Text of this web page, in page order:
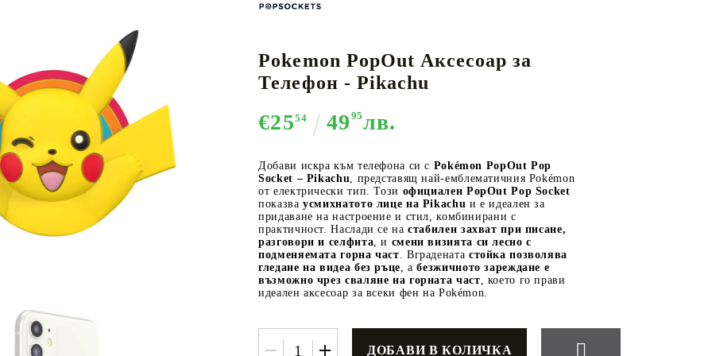
CARD GAME
АКСЕСОАРИ ЗА КАРТОВИ
ИГРИ
Кутии за съхранение
Протектори за карти
НАСИПНИ КАРТИ
К-ПОП ДРУГИ
Pokemon PopOut Аксесоар за
Телефон - Pikachu
€2554 49 95лв.
Добави искра към телефона си с Pokémon PopOut Pop
Socket – Pikachu, представящ най-емблематичния Pokémon
от електрически тип. Този официален PopOut Pop Socket
показваусмихнатото лице на Pikachu и е идеален за
придаване на настроение и стил, комбинирани с
практичност. Наслади се настабилен захват при писане,
разговори и селфита, и смени визията си лесно с
подменяемата горна част. Вградената стойка позволява
гледане на видеа без ръце, абезжичното зареждане е
възможно чрез сваляне на горната част, което го прави
идеален аксесоар за всеки фен на Pokémon.